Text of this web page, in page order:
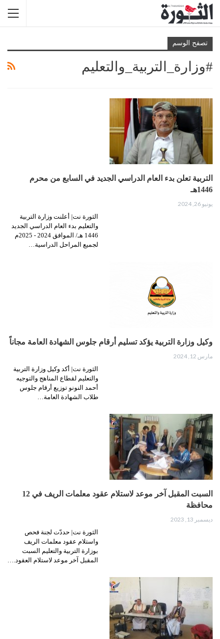
تصفح الوسم
#وزارة_التربية_والتعليم
التربية تعلن بدء العام الدراسي الجديد في السابع من محرم
1446هـ
يونيو 26, 2024
الثورة نت| أعلنت وزارة التربية
والتعليم بدء العام الدراسي الجديد
1446 هـ/ الموافق 2024 - 2025م
لجميع المراحل الدراسية…
وكيل وزارة التربية يؤكد تسليم أرقام جلوس الشهادة العامة مجاناً
مارس 12, 2024
الثورة نت| أكد وكيل وزارة التربية
والتعليم لقطاع المناهج والتوجيه
أحمد النونو توزيع أرقام جلوس
طلاب الشهادة العامة…
السبت المقبل آخر موعد لاستلام عقود معلمات الريف في 12
محافظة
ديسمبر 13, 2023
الثورة نت| حددّت لجنة فحص
واستلام عقود معلمات الريف
بوزارة التربية والتعليم السبت
المقبل آخر موعد لاستلام العقود.…